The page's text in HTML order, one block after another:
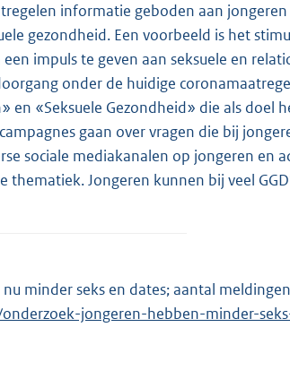
informatie geboden aan
gezondheid. Een voorbeeld is het
impuls te geven aan seksuele en
onder de huidige
en «Seksuele Gezondheid» die als doel
gaan over vragen die bij
sociale mediakanalen op jongeren en
Jongeren kunnen bij veel
minder seks en dates; aantal
jongeren-hebben-minder-